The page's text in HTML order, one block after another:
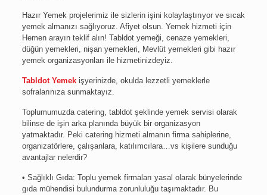
Hazır Yemek projelerimiz ile sizlerin işini kolaylaştırıyor ve sıcak
yemek almanızı sağlıyoruz. Afiyet olsun. Yemek hizmeti için
Hemen arayın teklif alın! Tabldot yemeği, cenaze yemekleri,
düğün yemekleri, nişan yemekleri, Mevlüt yemekleri gibi hazır
yemek organizasyonları ile hizmetinizdeyiz.
Tabldot Yemekişyerinizde, okulda lezzetli yemeklerle
sofralarınıza sunmaktayız.
Toplumumuzda catering, tabldot şeklinde yemek servisi olarak
bilinse de işin arka planında büyük bir organizasyon
yatmaktadır. Peki catering hizmeti almanın firma sahiplerine,
organizatörlere, çalışanlara, katılımcılara…vs kişilere sunduğu
avantajlar nelerdir?
• Sağlıklı Gıda: Toplu yemek firmaları yasal olarak bünyelerinde
gıda mühendisi bulundurma zorunluluğu taşımaktadır. Bu